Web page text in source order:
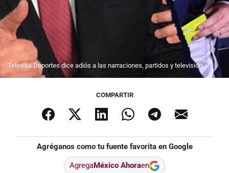
Televisa Deportes dice adiós a las narraciones, partidos y televisión
COMPARTIR
Agréganos como tu fuente favorita en Google
AgregaMéxico Ahoraen